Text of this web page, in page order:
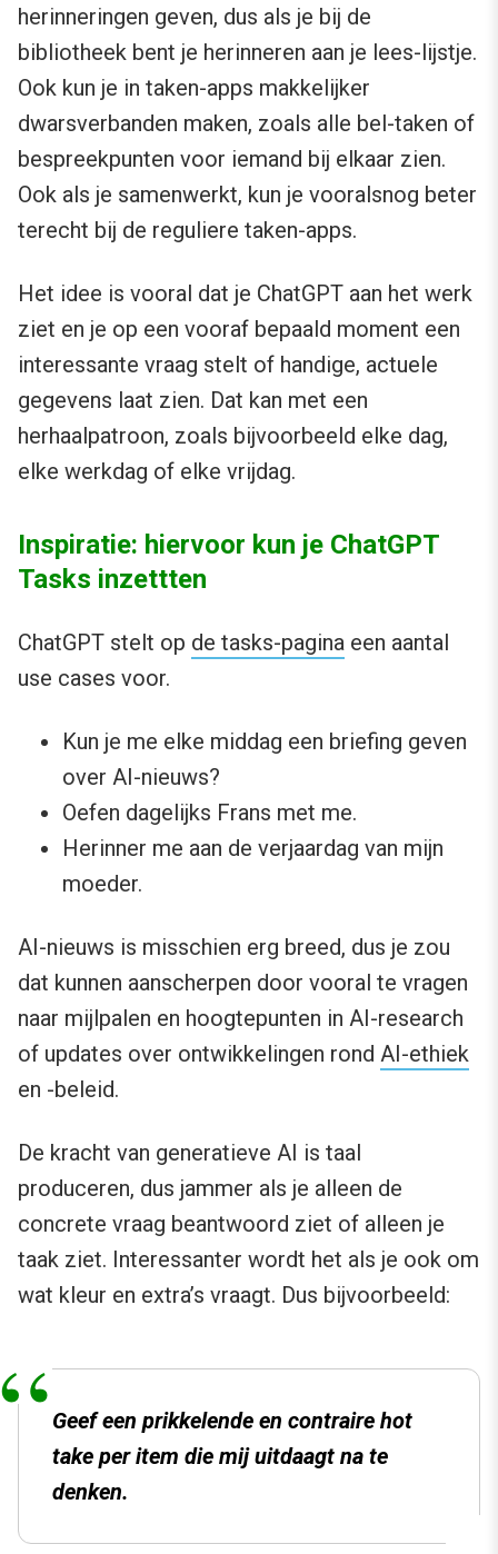
herinneringen geven, dus als je bij de
bibliotheek bent je herinneren aan je lees-lijstje.
Ook kun je in taken-apps makkelijker
dwarsverbanden maken, zoals alle bel-taken of
bespreekpunten voor iemand bij elkaar zien.
Ook als je samenwerkt, kun je vooralsnog beter
terecht bij de reguliere taken-apps.
Het idee is vooral dat je ChatGPT aan het werk
ziet en je op een vooraf bepaald moment een
interessante vraag stelt of handige, actuele
gegevens laat zien. Dat kan met een
herhaalpatroon, zoals bijvoorbeeld elke dag,
elke werkdag of elke vrijdag.
Inspiratie: hiervoor kun je ChatGPT
Tasks inzettten
ChatGPT stelt op de tasks-pagina een aantal
use cases voor.
Kun je me elke middag een briefing geven
over AI-nieuws?
Oefen dagelijks Frans met me.
Herinner me aan de verjaardag van mijn
moeder.
AI-nieuws is misschien erg breed, dus je zou
dat kunnen aanscherpen door vooral te vragen
naar mijlpalen en hoogtepunten in AI-research
of updates over ontwikkelingen rond AI-ethiek
en -beleid.
De kracht van generatieve AI is taal
produceren, dus jammer als je alleen de
concrete vraag beantwoord ziet of alleen je
taak ziet. Interessanter wordt het als je ook om
wat kleur en extra’s vraagt. Dus bijvoorbeeld:
Geef een prikkelende en contraire hot
take per item die mij uitdaagt na te
denken.